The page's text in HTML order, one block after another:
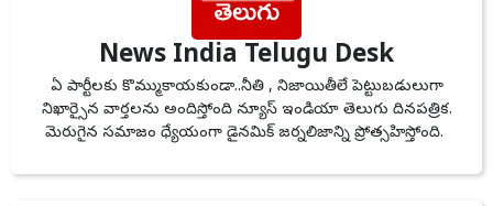
News India Telugu Desk
ఏ పార్టీలకు కొమ్ముకాయకుండా..నీతి , నిజాయితీలే పెట్టుబడులుగా
నిఖార్సైన వార్తలను అందిస్తోంది న్యూస్ ఇండియా తెలుగు దినపత్రిక.
మెరుగైన సమాజం ధ్యేయంగా డైనమిక్ జర్నలిజాన్ని ప్రోత్సహిస్తోంది.